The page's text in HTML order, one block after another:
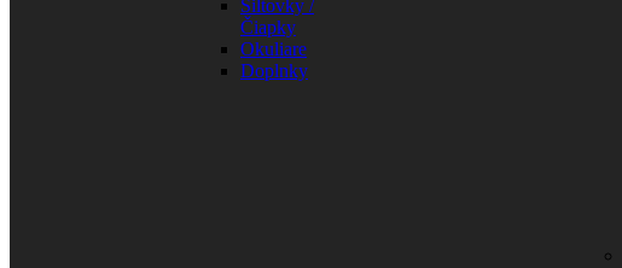
Šiltovky /
Čiapky
Okuliare
Doplnky